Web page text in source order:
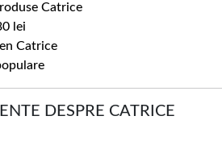
Catrice
lei
Catrice
DESPRE CATRICE